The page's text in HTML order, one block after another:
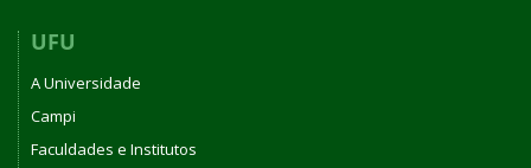
UFU
A Universidade
Campi
Faculdades e Institutos